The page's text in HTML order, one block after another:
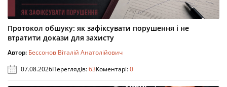
Протокол обшуку: як зафіксувати порушення і не
втратити докази для захисту
Автор: Бессонов Віталій Анатолійович
07.08.2026Переглядів:63Коментарі:0